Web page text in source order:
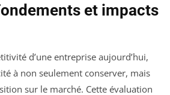
et impacts
d’une entreprise aujourd’hui,
à non seulement conserver, mais
sur le marché. Cette évaluation